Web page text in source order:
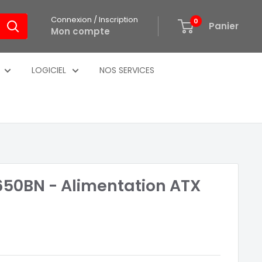
Connexion / Inscription
Mon compte
0 Panier
LOGICIEL NOS SERVICES
- Alimentation ATX